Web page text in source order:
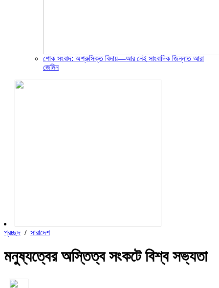
শোক সংবাদ: অশ্রুসিক্ত বিদায়—আর নেই সাংবাদিক জিন্নাত আরা
জেমিন
প্রচ্ছদ / সারাদেশ
মনুষ্যত্বের অস্তিত্ব সংকটে বিশ্ব সভ্যতা